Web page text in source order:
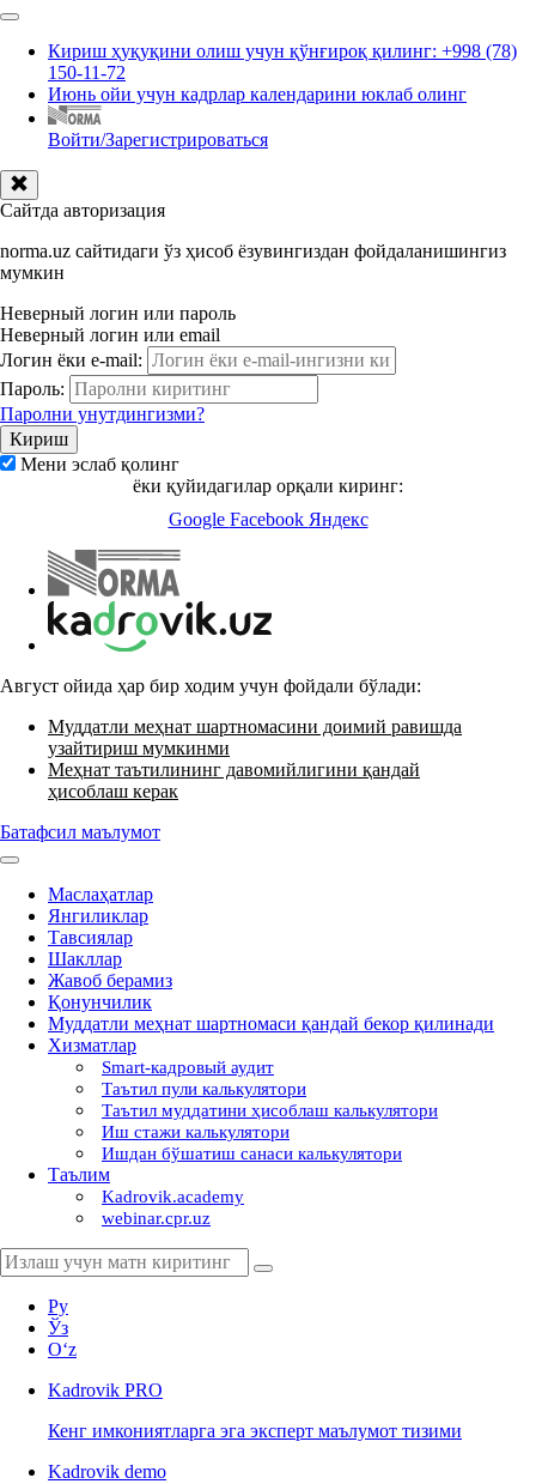
Кириш ҳуқуқини олиш учун қўнғироқ қилинг: +998 (78)
150-11-72
Июнь ойи учун кадрлар календарини юклаб олинг
Войти/Зарегистрироваться
Сайтда авторизация
norma.uz сайтидаги ўз ҳисоб ёзувингиздан фойдаланишингиз
мумкин
Неверный логин или пароль
Неверный логин или email
Логин ёки e-mail:
Пароль:
Паролни унутдингизми?
Мени эслаб қолинг
ёки қуйидагилар орқали киринг:
Google Facebook Яндекс
Август ойида ҳар бир ходим учун фойдали бўлади:
Муддатли меҳнат шартномасини доимий равишда
узайтириш мумкинми
Меҳнат таътилининг давомийлигини қандай
ҳисоблаш керак
Батафсил маълумот
Маслаҳатлар
Янгиликлар
Тавсиялар
Шакллар
Жавоб берамиз
Қонунчилик
Муддатли меҳнат шартномаси қандай бекор қилинади
Хизматлар
Smart-кадровый аудит
Таътил пули калькулятори
Таътил муддатини ҳисоблаш калькулятори
Иш стажи калькулятори
Ишдан бўшатиш санаси калькулятори
Таълим
Kadrovik.academy
webinar.cpr.uz
Ру
Ўз
Oʻz
Kadrovik PRO
Кенг имкониятларга эга эксперт маълумот тизими
Kadrovik demo